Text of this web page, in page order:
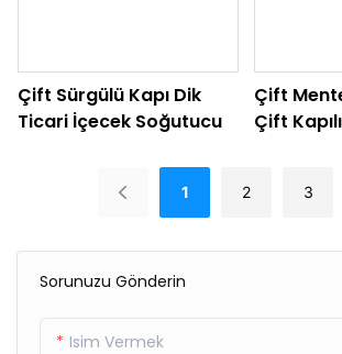
Sorunuzu Gönderin
Isim Vermek
Çift Sürgülü Kapı Dik
Ticari İçecek Soğutucu
Çift
Çift
1 2 3